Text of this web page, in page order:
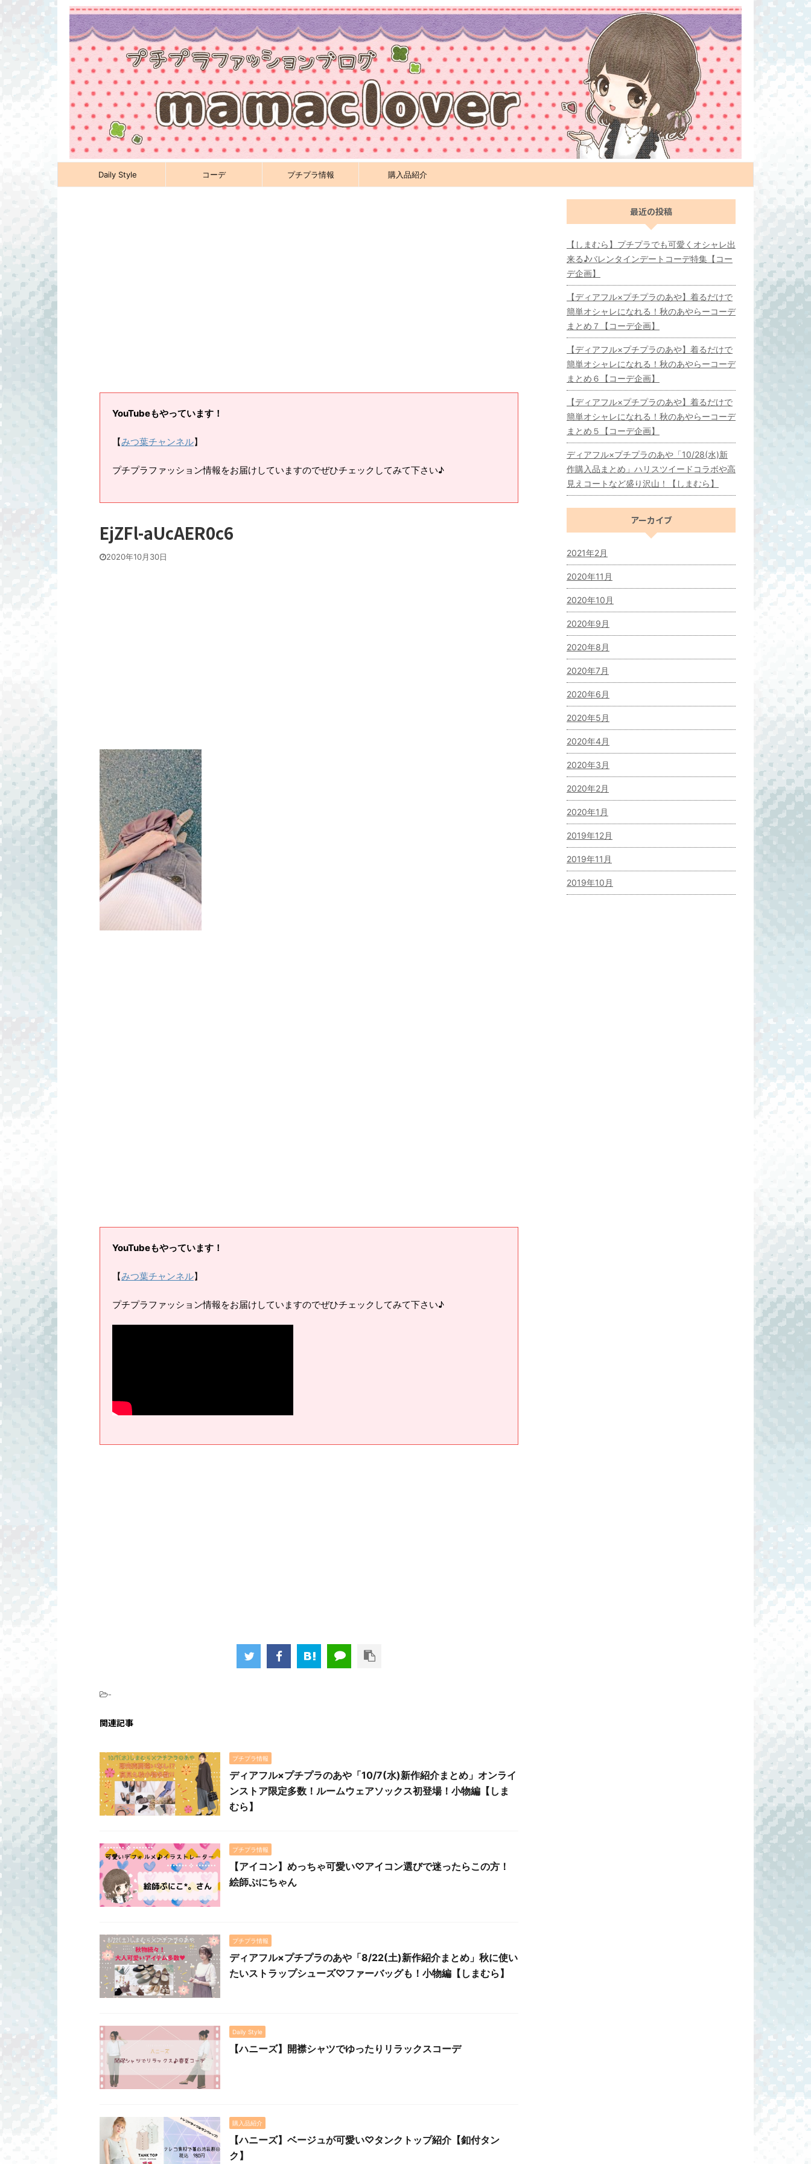
Daily Style コーデ プチプラ情報 購入品紹介
YouTubeもやっています！
【みつ葉チャンネル】
プチプラファッション情報をお届けしていますのでぜひチェックしてみて下さい♪
EjZFl-aUcAER0c6
2020年10月30日
YouTubeもやっています！
【みつ葉チャンネル】
プチプラファッション情報をお届けしていますのでぜひチェックしてみて下さい♪
-
関連記事
プチプラ情報
ディアフル×プチプラのあや「10/7(水)新作紹介まとめ」オンライ
ンストア限定多数！ルームウェアソックス初登場！小物編【しま
むら】
プチプラ情報
【アイコン】めっちゃ可愛い♡アイコン選びで迷ったらこの方！
絵師ぷにちゃん
プチプラ情報
ディアフル×プチプラのあや「8/22(土)新作紹介まとめ」秋に使い
たいストラップシューズ♡ファーバッグも！小物編【しまむら】
Daily Style
【ハニーズ】開襟シャツでゆったりリラックスコーデ
購入品紹介
【ハニーズ】ベージュが可愛い♡タンクトップ紹介【釦付タン
ク】
最近の投稿
【しまむら】プチプラでも可愛くオシャレ出
来る♪バレンタインデートコーデ特集【コー
デ企画】
【ディアフル×プチプラのあや】着るだけで
簡単オシャレになれる！秋のあやらーコーデ
まとめ７【コーデ企画】
【ディアフル×プチプラのあや】着るだけで
簡単オシャレになれる！秋のあやらーコーデ
まとめ６【コーデ企画】
【ディアフル×プチプラのあや】着るだけで
簡単オシャレになれる！秋のあやらーコーデ
まとめ５【コーデ企画】
ディアフル×プチプラのあや「10/28(水)新
作購入品まとめ」ハリスツイードコラボや高
見えコートなど盛り沢山！【しまむら】
アーカイブ
2021年2月
2020年11月
2020年10月
2020年9月
2020年8月
2020年7月
2020年6月
2020年5月
2020年4月
2020年3月
2020年2月
2020年1月
2019年12月
2019年11月
2019年10月